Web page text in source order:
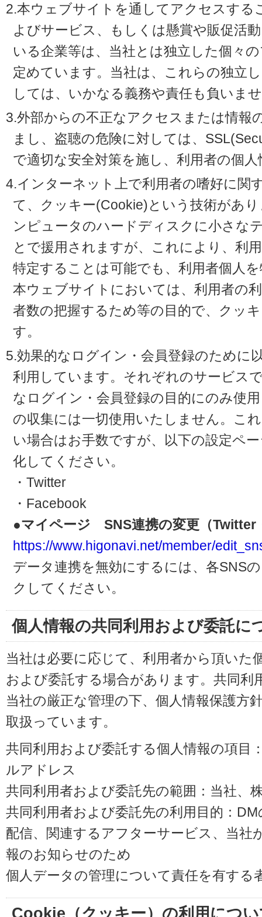
2.本ウェブサイトを通してアクセスする
よびサービス、もしくは懸賞や販促活
いる企業等は、当社とは独立した個々
定めています。当社は、これらの独立
しては、いかなる義務や責任も負いま
3.外部からの不正なアクセスまたは情報
まし、盗聴の危険に対しては、
で適切な安全対策を施し、利用者の個
4.インターネット上で利用者の嗜好に関
て、クッキー(Cookie)という技術があ
ンピュータのハードディスクに小さな
とで援用されますが、これにより、利
特定することは可能でも、利用者個人
本ウェブサイトにおいては、利用者の
者数の把握するため等の目的で、クッ
す。
5.効果的なログイン・会員登録のために
利用しています。それぞれのサービス
なログイン・会員登録の目的にのみ使
の収集には一切使用いたしません。こ
い場合はお手数ですが、以下の設定ペ
化してください。
・Twitter
・Facebook
●マイページ SNS連携の変更（Twitter
https://www.higonavi.net/member/
データ連携を無効にするには、各SNS
クしてください。
個人情報の共同利用および委託に
当社は必要に応じて、利用者から頂いた
および委託する場合があります。共同利
当社の厳正な管理の下、個人情報保護方
取扱っています。
共同利用および委託する個人情報の項目
ルアドレス
共同利用者および委託先の範囲：当社、
共同利用者および委託先の利用目的：
配信、関連するアフターサービス、当社
報のお知らせのため
個人データの管理について責任を有する
Cookie（クッキー）の利用につ